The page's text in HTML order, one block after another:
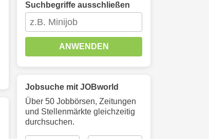
Suchbegriffe ausschließen
ANWENDEN
Jobsuche mit JOBworld
Über 50 Jobbörsen, Zeitungen
und Stellenmärkte gleichzeitig
durchsuchen.